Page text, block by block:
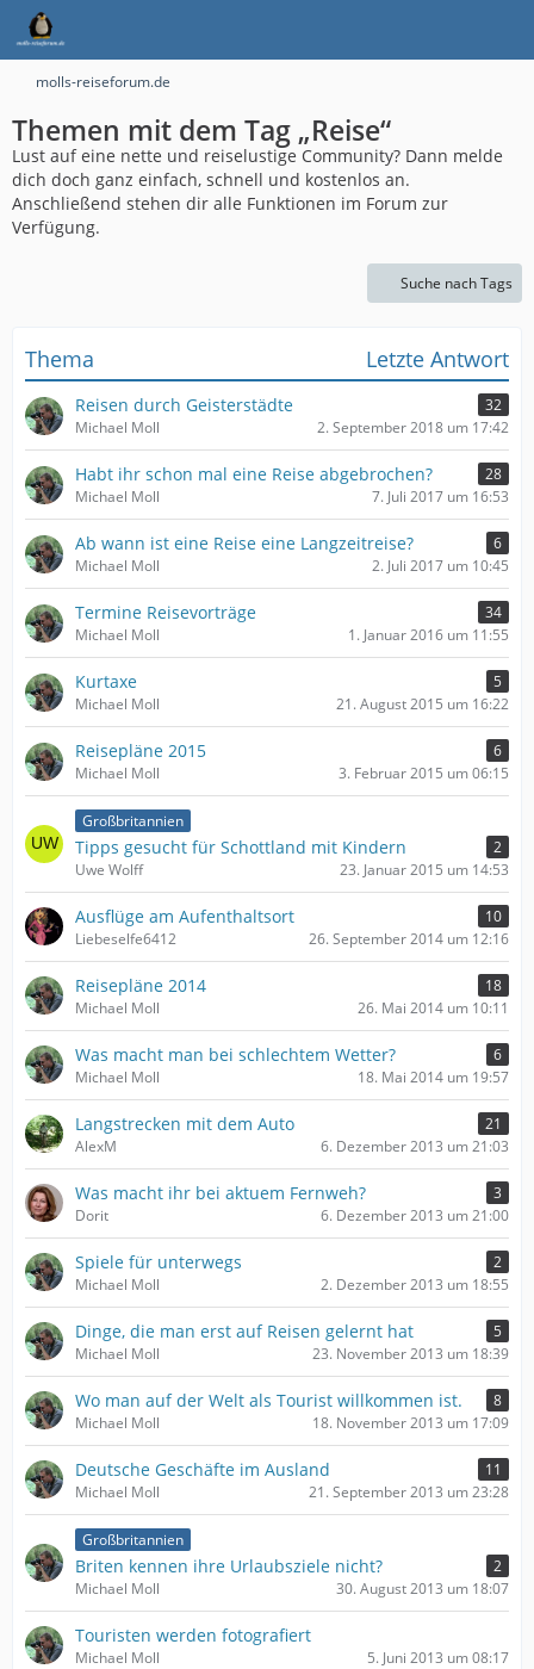
molls-reiseforum.de
Themen mit dem Tag „Reise“
Lust auf eine nette und reiselustige Community? Dann melde
dich doch ganz einfach, schnell und kostenlos an.
Anschließend stehen dir alle Funktionen im Forum zur
Verfügung.
Suche nach Tags
Thema Letzte Antwort
Reisen durch Geisterstädte
32
Michael Moll
2. September 2018 um 17:42
Habt ihr schon mal eine Reise abgebrochen?
28
Michael Moll
7. Juli 2017 um 16:53
Ab wann ist eine Reise eine Langzeitreise?
6
Michael Moll
2. Juli 2017 um 10:45
Termine Reisevorträge
34
Michael Moll
1. Januar 2016 um 11:55
Kurtaxe
5
Michael Moll
21. August 2015 um 16:22
Reisepläne 2015
6
Michael Moll
3. Februar 2015 um 06:15
Großbritannien
Tipps gesucht für Schottland mit Kindern
2
Uwe Wolff
23. Januar 2015 um 14:53
Ausflüge am Aufenthaltsort
10
Liebeselfe6412
26. September 2014 um 12:16
Reisepläne 2014
18
Michael Moll
26. Mai 2014 um 10:11
Was macht man bei schlechtem Wetter?
6
Michael Moll
18. Mai 2014 um 19:57
Langstrecken mit dem Auto
21
AlexM
6. Dezember 2013 um 21:03
Was macht ihr bei aktuem Fernweh?
3
Dorit
6. Dezember 2013 um 21:00
Spiele für unterwegs
2
Michael Moll
2. Dezember 2013 um 18:55
Dinge, die man erst auf Reisen gelernt hat
5
Michael Moll
23. November 2013 um 18:39
Wo man auf der Welt als Tourist willkommen ist.
8
Michael Moll
18. November 2013 um 17:09
Deutsche Geschäfte im Ausland
11
Michael Moll
21. September 2013 um 23:28
Großbritannien
Briten kennen ihre Urlaubsziele nicht?
2
Michael Moll
30. August 2013 um 18:07
Touristen werden fotografiert
Michael Moll 5. Juni 2013 um 08:17